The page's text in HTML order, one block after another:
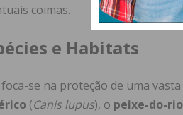
coimas.
e Habitats
se na proteção de uma
(Canis lupus), o peixe-do-rio